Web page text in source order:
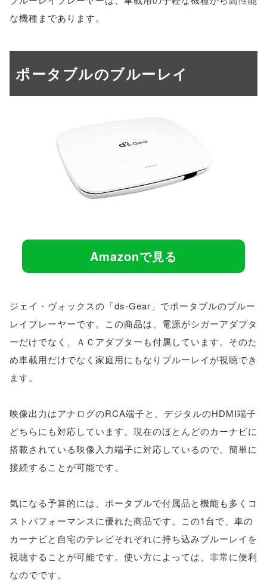
な機種まであります。
ポータブルのブルーレイ
Amazonで見る
ジェイ・ヴォックスの「ds-Gear」でポータブルのブルー
レイプレーヤーです。この商品は、電源がシガーアダプタ
ーだけでなく、ＡＣアダプターも付属しています。そのた
め車載用だけでなく家庭用にもなりブルーレイが視聴でき
ます。
映像出力はアナログのRCA端子と、デジタルのHDMI端子
どちらにも対応しています。現在のほとんどのカーナビに
搭載されている映像入力端子に対応しているので、簡単に
接続することが可能です。
気になる予算的には、ポータブルで付属品と機能も多くコ
ストパフォーマンスに優れた商品です。この1台で、車の
カーナビと自宅のテレビそれぞれに持ち込みブルーレイを
視聴することが可能です。使い方によっては、非常に便利
なのでです。